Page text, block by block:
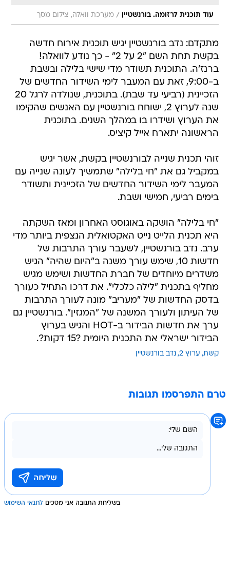
עוד תוכנית לרזומה. בורנשטיין / מערכת וואלה, צילום מסך
מתקדם: נדב בורנשטיין יגיש תוכנית אירוח חדשה
בקשת תחת השם "2 על 2" - כך נודע לוואלה!
ברנז'ה. התוכנית תשודר מדי שישי בלילה ובשבת
ב-9:00, זאת עם המעבר לימי השידור החדשים של
הזכיינית (רביעי עד שבת). בתוכנית, שנולדה לרגל 20
שנה לערוץ 2, ישוחח בורנשטיין עם האנשים שהקימו
את הערוץ ושידרו בו במהלך השנים. בתוכנית
הראשונה יתארח אייל קיציס.
זוהי תכנית שנייה לבורנשטיין בקשת, אשר יגיש
במקביל גם את "חי בלילה" שתמשיך לעונה שנייה עם
המעבר לימי השידור החדשים של הזכיינית ותשודר
בימים רביעי, חמישי ושבת.
"חי בלילה" הושקה באוגוסט האחרון ומאז השקתה
היא תכנית הלייט נייט האקטואלית הנצפית ביותר מדי
ערב. נדב בורנשטיין, לשעבר עורך התרבות של
חדשות 10, שימש עורך משנה ב"היום שהיה" הגיש
משדרים מיוחדים של חברת החדשות ושימש מגיש
מחליף בתכנית "לילה כלכלי". את דרכו התחיל כעורך
בדסק החדשות של "מעריב" מונה לעורך התרבות
של העיתון ולעורך המשנה של "המגזין". בורנשטיין גם
ערך את חדשות הבידור ב-HOT והגיש בערוץ
הבידור ישראלי את התכנית היומית ?15 דקות?.
קשת ערוץ 2 נדב בורנשטיין
טרם התפרסמו תגובות
בשליחת התגובה אני מסכים לתנאי השימוש